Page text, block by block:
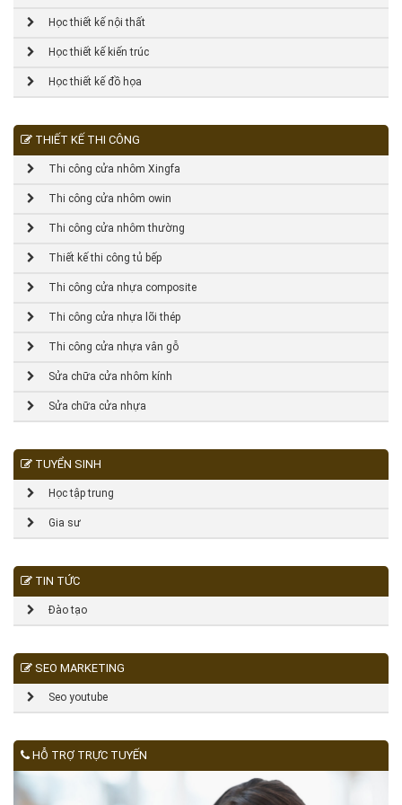
Học thiết kế nội thất
Học thiết kế kiến trúc
Học thiết kế đồ họa
THIẾT KẾ THI CÔNG
Thi công cửa nhôm Xingfa
Thi công cửa nhôm owin
Thi công cửa nhôm thường
Thiết kế thi công tủ bếp
Thi công cửa nhựa composite
Thi công cửa nhựa lõi thép
Thi công cửa nhựa vân gỗ
Sửa chữa cửa nhôm kính
Sửa chữa cửa nhựa
TUYỂN SINH
Học tập trung
Gia sư
TIN TỨC
Đào tạo
SEO MARKETING
Seo youtube
HỖ TRỢ TRỰC TUYẾN